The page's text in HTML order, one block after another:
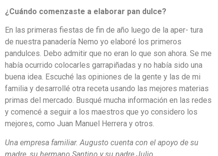
¿Cuándo comenzaste a elaborar pan dulce?
En las primeras fiestas de fin de año luego de la aper- tura
de nuestra panadería Nemo yo elaboré los primeros
pandulces. Debo admitir que no eran lo que son ahora. Se me
había ocurrido colocarles garrapiñadas y no había sido una
buena idea. Escuché las opiniones de la gente y las de mi
familia y desarrollé otra receta usando las mejores materias
primas del mercado. Busqué mucha información en las redes
y comencé a seguir a los maestros que yo considero los
mejores, como Juan Manuel Herrera y otros.
Una empresa familiar. Augusto cuenta con el apoyo de su